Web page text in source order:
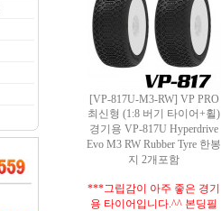
[VP-817U-M3-RW] VP PRO
최신형 (1:8 버기 타이어+휠)
경기용 VP-817U Hyperdrive
Evo M3 RW Rubber Tyre 한봉
지 2개포함
***그립감이 아주 좋은 경기
용 타이어입니다.^^ 본딩필